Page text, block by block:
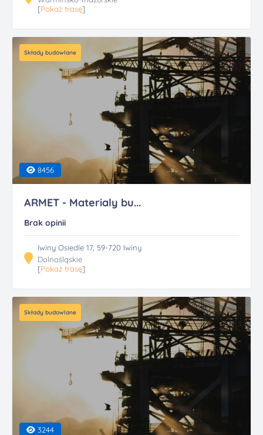
[Pokaż trasę]
Składy budowlane
8456
ARMET - Materialy bu...
Brak opinii
Iwiny Osiedle 17, 59-720 Iwiny
Dolnośląskie
[Pokaż trasę]
Składy budowlane
3244